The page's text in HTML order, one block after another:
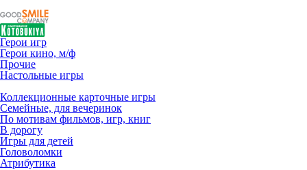
Герои игр
Герои кино, м/ф
Прочие
Настольные игры
Коллекционные карточные игры
Семейные, для вечеринок
По мотивам фильмов, игр, книг
В дорогу
Игры для детей
Головоломки
Атрибутика